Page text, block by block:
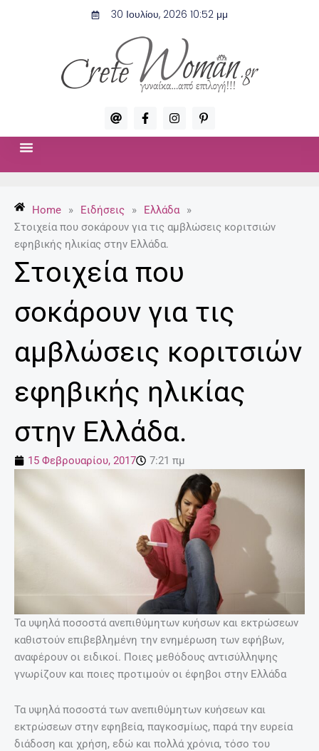
30 Ιουλίου, 2026 10:52 μμ
A
t
F
a
c
-
f
I
n
s
P
i
n
p
Home » Ειδήσεις » Ελλάδα
»
Στοιχεία που σοκάρουν για τις αμβλώσεις κοριτσιών
εφηβικής ηλικίας στην Ελλάδα.
Στοιχεία που
σοκάρουν για τις
αμβλώσεις κοριτσιών
εφηβικής ηλικίας
στην Ελλάδα.
15 Φεβρουαρίου, 2017 7:21 πμ
Τα υψηλά ποσοστά ανεπιθύμητων κυήσων και εκτρώσεων
καθιστούν επιβεβλημένη την ενημέρωση των εφήβων,
αναφέρουν οι ειδικοί. Ποιες μεθόδους αντισύλληψης
γνωρίζουν και ποιες προτιμούν οι έφηβοι στην Ελλάδα
Τα υψηλά ποσοστά των ανεπιθύμητων κυήσεων και
εκτρώσεων στην εφηβεία, παγκοσμίως, παρά την ευρεία
διάδοση και χρήση, εδώ και πολλά χρόνια, τόσο του